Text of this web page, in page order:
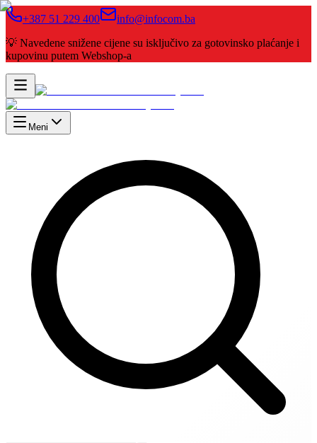
+387 51 229 400
info@infocom.ba
💡 Navedene snižene cijene su isključivo za gotovinsko plaćanje i
kupovinu putem Webshop-a
Meni